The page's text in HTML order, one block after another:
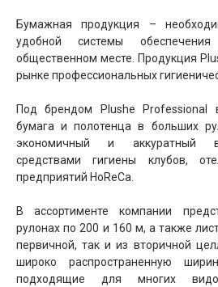
Бумажная продукция –
удобной системы
общественном месте. Продукция
рынке профессиональных
Под брендом Plushe Professional
бумага и полотенца в больших
экономичный и аккуратный
средствами гигиены клубов,
предприятий HoReCa.
В ассортименте компании
рулонах по 200 и 160 м, а также
первичной, так и из вторичной
широко распространенную
подходящие для многих